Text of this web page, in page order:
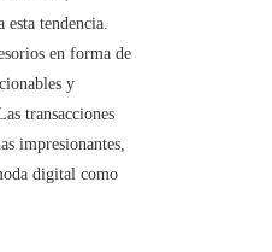
tendencia.
en forma de
y
transacciones
impresionantes,
digital como